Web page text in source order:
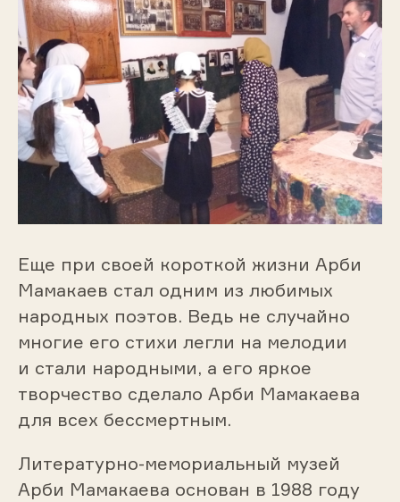
Еще при своей короткой жизни Арби
Мамакаев стал одним из любимых
народных поэтов. Ведь не случайно
многие его стихи легли на мелодии
и стали народными, а его яркое
творчество сделало Арби Мамакаева
для всех бессмертным.
Литературно-мемориальный музей
Арби Мамакаева основан в 1988 году